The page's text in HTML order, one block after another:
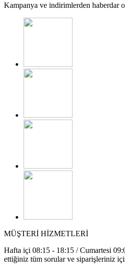
Kampanya ve indirimlerden haberdar
MÜŞTERİ HİZMETLERİ
Hafta içi 08:15 - 18:15 / Cumartesi
ettiğiniz tüm sorular ve siparişleriniz